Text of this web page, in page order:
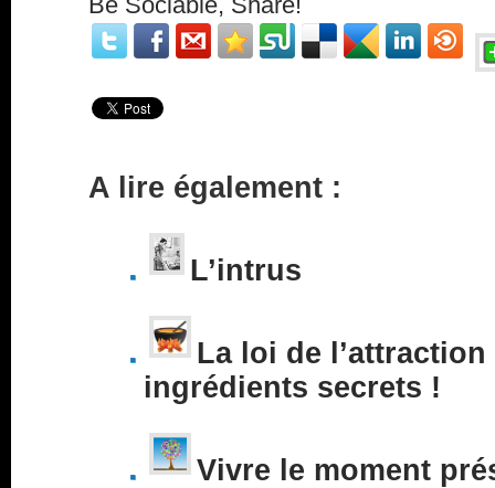
A lire également :
L’intrus
La loi de l’attraction
ingrédients secrets !
Vivre le moment